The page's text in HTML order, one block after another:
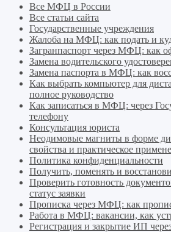
Все МФЦ в России
Все статьи сайта
Государственные учреждения
Жалоба на МФЦ: как подать и
Загранпаспорт через МФЦ: как
Замена водительского
Замена паспорта в МФЦ: как
Как выбрать компьютер для
полное руководство
Как записаться в МФЦ: через
телефону
Консультация юриста
Неодимовые магниты в форме
свойства и практическое
Политика конфиденциальности
Получить, поменять и
Проверить готовность
статус заявки
Прописка через МФЦ: как
Работа в МФЦ: вакансии, как
Регистрация и закрытие ИП